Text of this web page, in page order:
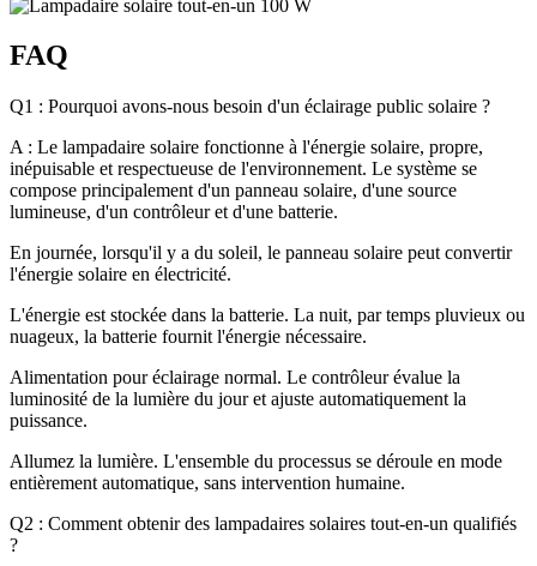
FAQ
Q1 : Pourquoi avons-nous besoin d'un éclairage public solaire ?
A : Le lampadaire solaire fonctionne à l'énergie solaire, propre,
inépuisable et respectueuse de l'environnement. Le système se
compose principalement d'un panneau solaire, d'une source
lumineuse, d'un contrôleur et d'une batterie.
En journée, lorsqu'il y a du soleil, le panneau solaire peut convertir
l'énergie solaire en électricité.
L'énergie est stockée dans la batterie. La nuit, par temps pluvieux ou
nuageux, la batterie fournit l'énergie nécessaire.
Alimentation pour éclairage normal. Le contrôleur évalue la
luminosité de la lumière du jour et ajuste automatiquement la
puissance.
Allumez la lumière. L'ensemble du processus se déroule en mode
entièrement automatique, sans intervention humaine.
Q2 : Comment obtenir des lampadaires solaires tout-en-un qualifiés
?